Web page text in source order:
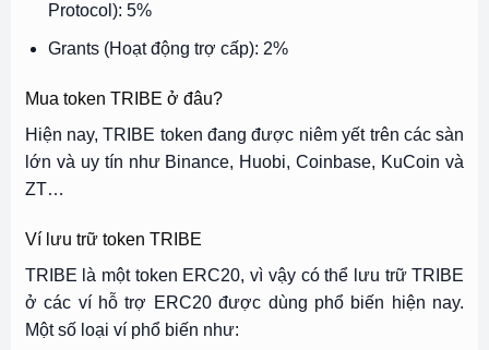
Protocol): 5%
Grants (Hoạt động trợ cấp): 2%
Mua token TRIBE ở đâu?
Hiện nay, TRIBE token đang được niêm yết trên các sàn
lớn và uy tín như Binance, Huobi, Coinbase, KuCoin và
ZT…
Ví lưu trữ token TRIBE
TRIBE là một token ERC20, vì vậy có thể lưu trữ TRIBE
ở các ví hỗ trợ ERC20 được dùng phổ biến hiện nay.
Một số loại ví phổ biến như: